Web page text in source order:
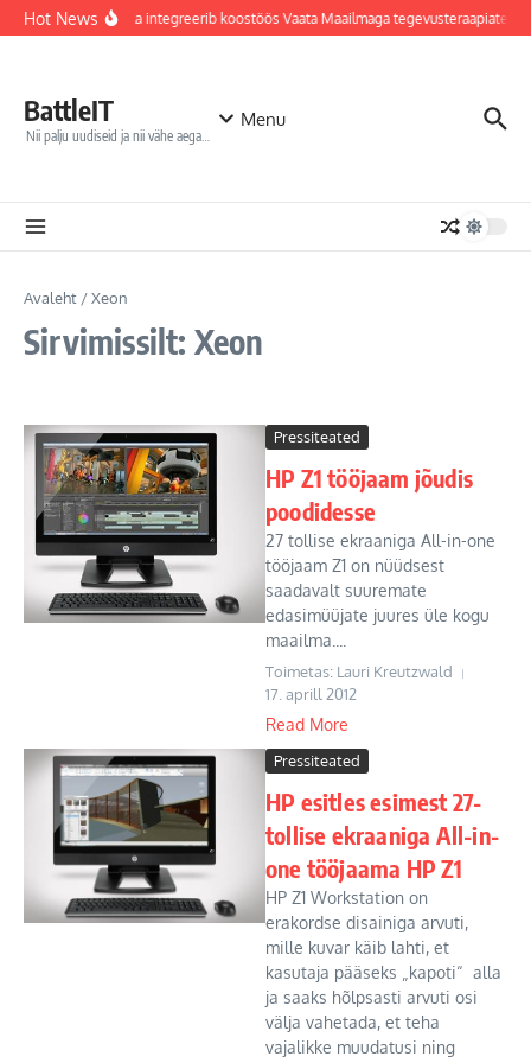
Sisu juurde
Hot NewsJõhvi haigla integreerib koostöös Vaata Maailmaga
BattleIT
Nii palju uudiseid ja nii vähe aega…
Menu
Avaleht /Xeon
Sirvimissilt: Xeon
Pressiteated
HP Z1 tööjaam jõudis
poodidesse
27 tollise ekraaniga All-in-one
tööjaam Z1 on nüüdsest
saadavalt suuremate
edasimüüjate juures üle kogu
maailma....
Toimetas: Lauri Kreutzwald
17. aprill 2012
Read More
Pressiteated
HP esitles esimest 27-
tollise ekraaniga All-in-
one tööjaama HP Z1
HP Z1 Workstation on
erakordse disainiga arvuti,
mille kuvar käib lahti, et
kasutaja pääseks „kapoti“ alla
ja saaks hõlpsasti arvuti osi
välja vahetada, et teha
vajalikke muudatusi ning